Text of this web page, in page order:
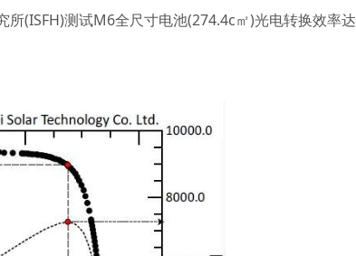
(ISFH)测试M6全尺寸电池(274.4c㎡)光电转换效率达